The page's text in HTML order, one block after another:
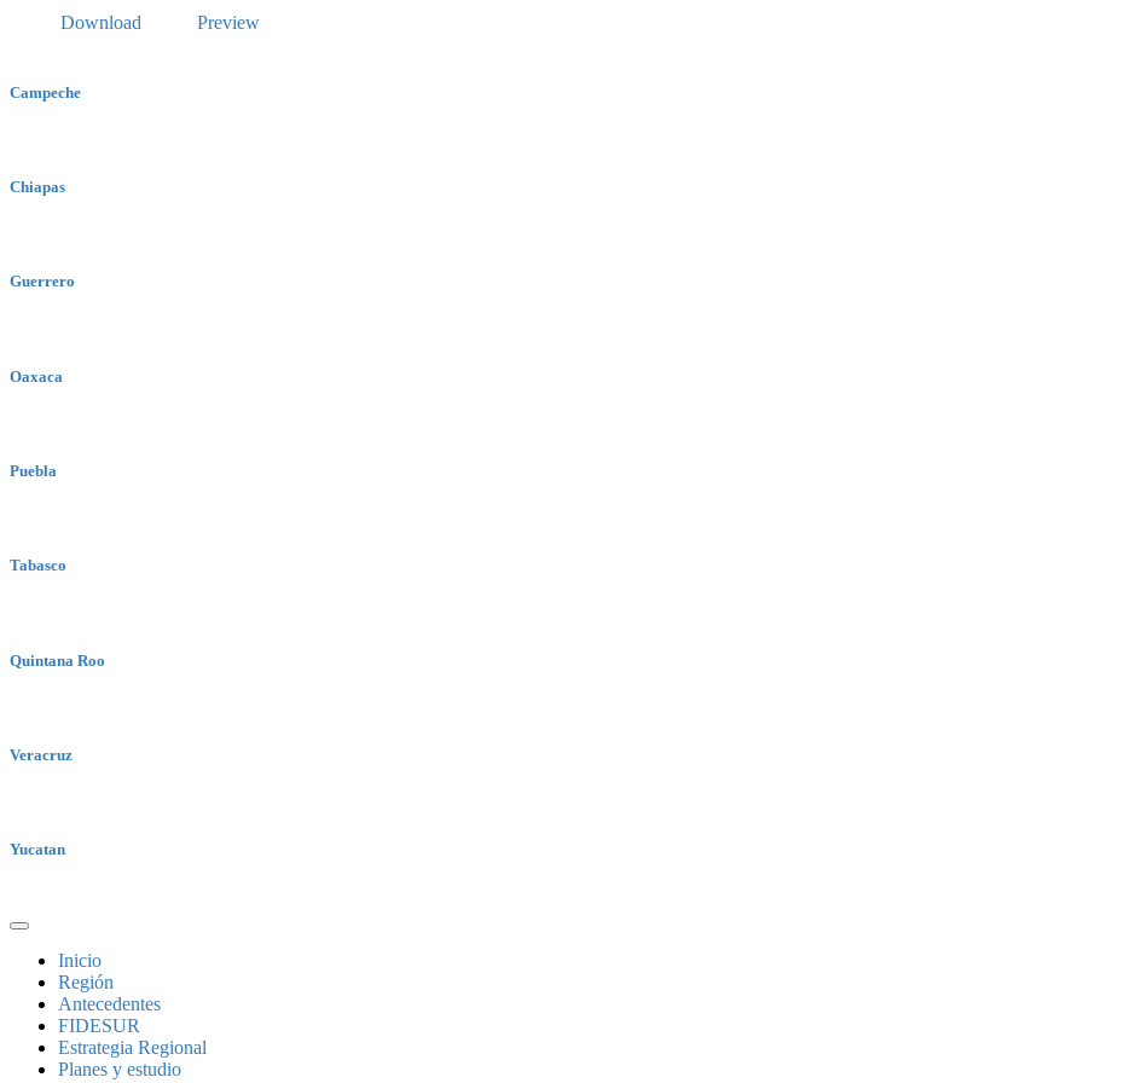
Download Preview
Campeche
Chiapas
Guerrero
Oaxaca
Puebla
Tabasco
Quintana Roo
Veracruz
Yucatan
Inicio
Región
Antecedentes
FIDESUR
Estrategia Regional
Planes y estudio